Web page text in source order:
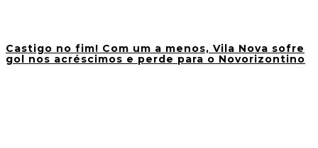
Castigo no fim! Com um a menos, Vila Nova sofre
gol nos acréscimos e perde para o Novorizontino